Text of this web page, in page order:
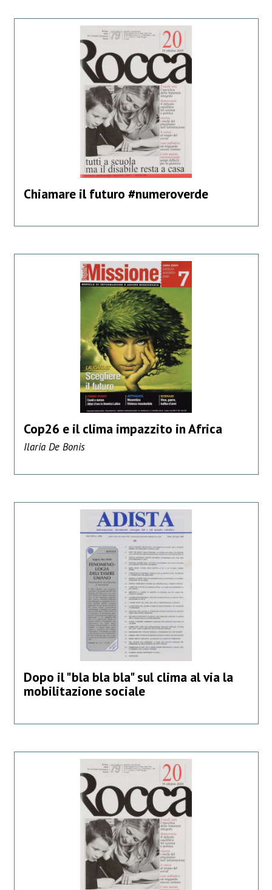
Chiamare il futuro #numeroverde
Cop26 e il clima impazzito in Africa
Ilaria De Bonis
Dopo il "bla bla bla" sul clima al via la
mobilitazione sociale